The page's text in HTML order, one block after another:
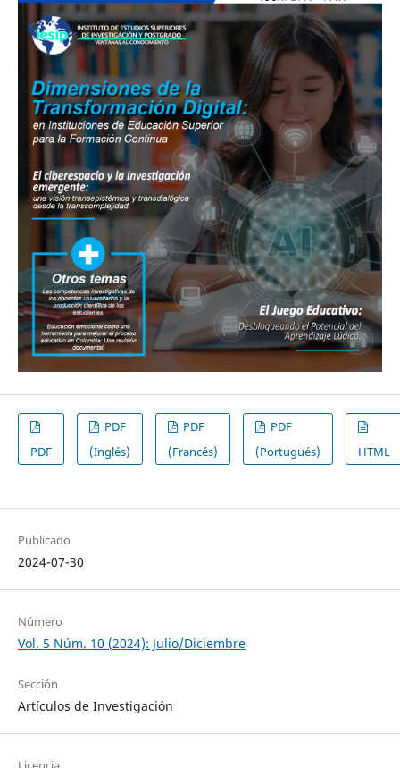
PDF
PDF
(Inglés)
PDF
(Francés)
PDF
(Portugués)
HTML
Publicado
2024-07-30
Número
Vol. 5 Núm. 10 (2024): Julio/Diciembre
Sección
Artículos de Investigación